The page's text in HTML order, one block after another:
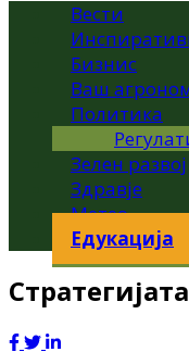
Вести
Бизнис
Ваш
Политика
Зелен развој
Здравје
Метео
Едукација